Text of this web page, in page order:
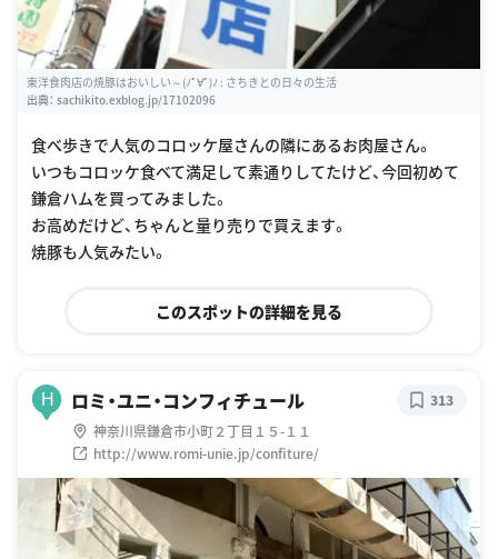
東洋食肉店の焼豚はおいしい～(ﾉﾟ∀ﾟ)ﾉ : さちきとの日々の生活
出典： sachikito.exblog.jp/17102096
食べ歩きで人気のコロッケ屋さんの隣にあるお肉屋さん。
いつもコロッケ食べて満足して素通りしてたけど、今回初めて
鎌倉ハムを買ってみました。
お高めだけど、ちゃんと量り売りで買えます。
焼豚も人気みたい。
このスポットの詳細を見る
H ロミ・ユニ・コンフィチュール
神奈川県鎌倉市小町２丁目１５-１１
http://www.romi-unie.jp/confiture/
313